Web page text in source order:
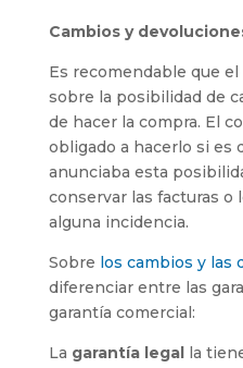
Cambios y
Es recomendable que
sobre la posibilidad de
de hacer la compra. El
obligado a hacerlo si es
anunciaba esta
conservar las facturas o
alguna incidencia.
Sobre los cambios y las
diferenciar entre las
garantía comercial:
La garantía legalla